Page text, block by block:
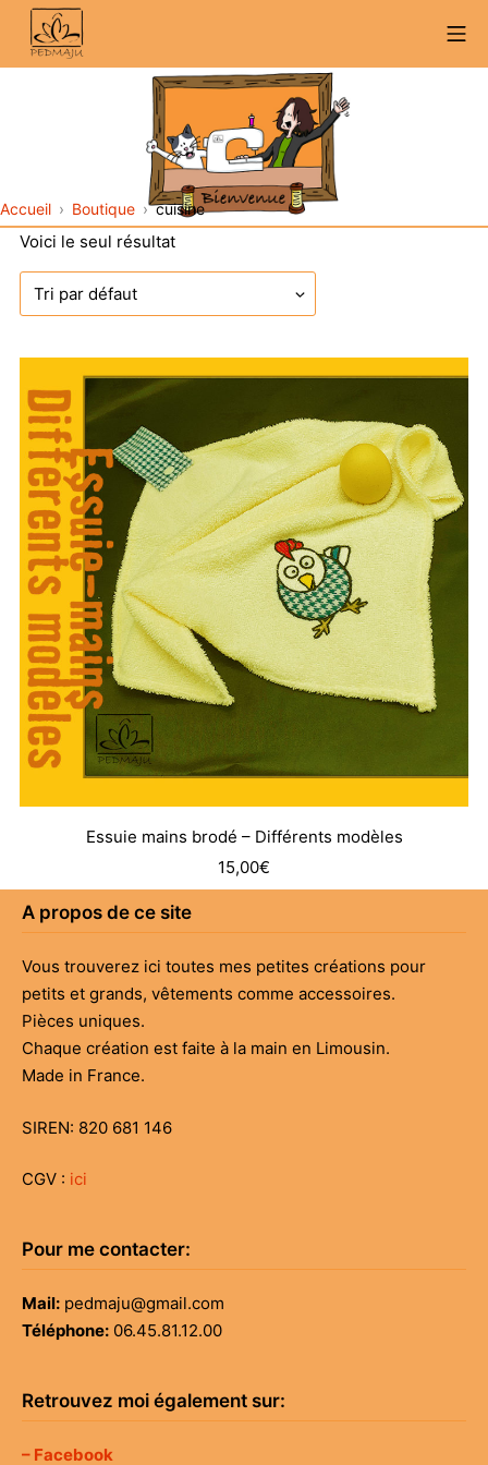
Aller
contenu
Accueil Boutique cuisine
Voici le seul résultat
Essuie mains brodé – Différents modèles
15,00€
A propos de ce site
Vous trouverez ici toutes mes petites créations pour
petits et grands, vêtements comme accessoires.
Pièces uniques.
Chaque création est faite à la main en Limousin.
Made in France.
SIREN: 820 681 146
CGV : ici
Pour me contacter:
Mail: pedmaju@gmail.com
Téléphone: 06.45.81.12.00
Retrouvez moi également sur:
– Facebook